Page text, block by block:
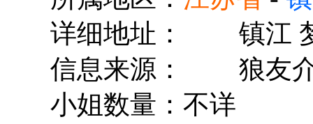
详细地址： 镇江
信息来源： 狼友
小姐数量：不详